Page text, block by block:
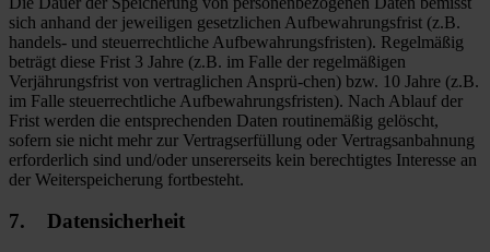
sich anhand der jeweiligen gesetzlichen Aufbewahrungsfrist (z.B.
handels- und steuerrechtliche Aufbewahrungsfristen). Regelmäßig
beträgt diese Frist 3 Jahre (z.B. im Falle der regelmäßigen
Verjährungsfrist von vertraglichen Ansprü-chen) bzw. 10 Jahre (z.B.
im Falle steuerrechtliche Aufbewahrungsfristen). Nach Ablauf der
Frist werden die entsprechenden Daten routinemäßig gelöscht,
sofern sie nicht mehr zur Vertragserfüllung oder Vertragsanbahnung
erforderlich sind und/oder unsererseits kein berechtigtes Interesse an
der Weiterspeicherung fortbesteht.
7. Datensicherheit